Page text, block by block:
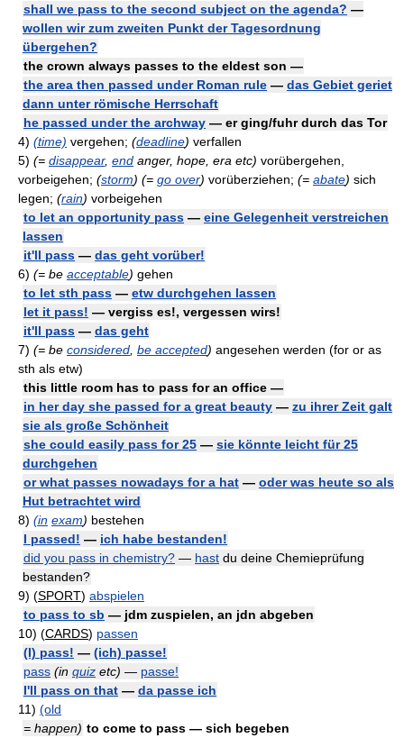
shall we pass to the second subject on the agenda? —
wollen wir zum zweiten Punkt der Tagesordnung
übergehen?
the crown always passes to the eldest son —
the area then passed under Roman rule — das Gebiet geriet
dann unter römische Herrschaft
he passed under the archway — er ging/fuhr durch das Tor
4) (time) vergehen; (deadline) verfallen
5) (= disappear, end anger, hope, era etc) vorübergehen,
vorbeigehen; (storm) (= go over) vorüberziehen; (= abate) sich
legen; (rain) vorbeigehen
to let an opportunity pass — eine Gelegenheit verstreichen
lassen
it'll pass — das geht vorüber!
6) (= be acceptable) gehen
to let sth pass — etw durchgehen lassen
let it pass! — vergiss es!, vergessen wirs!
it'll pass — das geht
7) (= be considered be accepted) angesehen werden (for or as
sth als etw)
this little room has to pass for an office —
in her day she passed for a great beauty — zu ihrer Zeit galt
sie als große Schönheit
she could easily pass for 25 — sie könnte leicht für 25
durchgehen
or what passes nowadays for a hat — oder was heute so als
Hut betrachtet wird
8) (in exam) bestehen
I passed! — ich habe bestanden!
did you pass in chemistry? — hast du deine Chemieprüfung
bestanden?
9) (SPORT) abspielen
to pass to sb — jdm zuspielen, an jdn abgeben
10) (CARDS) passen
(I) pass! — (ich) passe!
pass (in quiz etc) — passe!
I'll pass on that — da passe ich
11) (old
= happen) to come to pass — sich begeben